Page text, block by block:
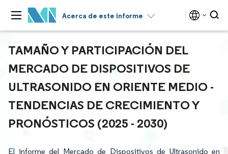
Acerca de este informe
TAMAÑO Y PARTICIPACIÓN DEL
MERCADO DE DISPOSITIVOS DE
ULTRASONIDO EN ORIENTE MEDIO -
TENDENCIAS DE CRECIMIENTO Y
PRONÓSTICOS (2025 - 2030)
El informe del Mercado de Dispositivos de Ultrasonido en